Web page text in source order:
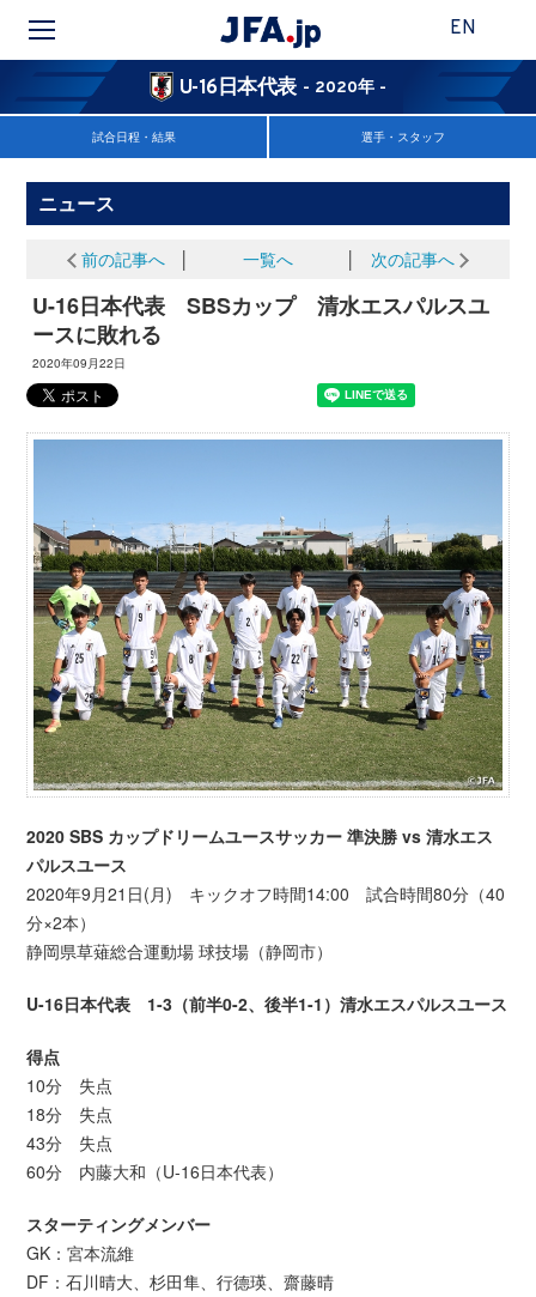
EN
U-16日本代表 - 2020年 -
試合日程・結果 選手・スタッフ
ニュース
前の記事へ 一覧へ 次の記事へ
U-16日本代表 SBSカップ 清水エスパルスユ
ースに敗れる
2020年09月22日
2020 SBS カップドリームユースサッカー 準決勝 vs 清水エス
パルスユース
2020年9月21日(月) キックオフ時間14:00 試合時間80分（40
分×2本）
静岡県草薙総合運動場 球技場（静岡市）
U-16日本代表 1-3（前半0-2、後半1-1）清水エスパルスユース
得点
10分 失点
18分 失点
43分 失点
60分 内藤大和（U-16日本代表）
スターティングメンバー
GK：宮本流維
DF：石川晴大、杉田隼、行德瑛、齋藤晴